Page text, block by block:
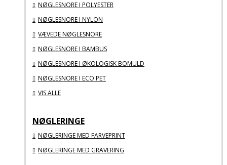
NØGLESNORE I POLYESTER
NØGLESNORE I NYLON
VÆVEDE NØGLESNORE
NØGLESNORE I BAMBUS
NØGLESNORE I ØKOLOGISK BOMULD
NØGLESNORE I ECO PET
VIS ALLE
NØGLERINGE
NØGLERINGE MED FARVEPRINT
NØGLERINGE MED GRAVERING